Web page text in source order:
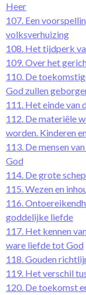
Heer
107. Een
volksverhuizing
108. Het tijdperk
109. Over het
110. De
God zullen
111. Het einde van
112. De materiële
worden. Kinderen
113. De mensen
God
114. De grote
115. Wezen en
116.
goddelijke liefde
117. Het kennen
ware liefde tot God
118. Gouden
119. Het verschil
120. De toekomst